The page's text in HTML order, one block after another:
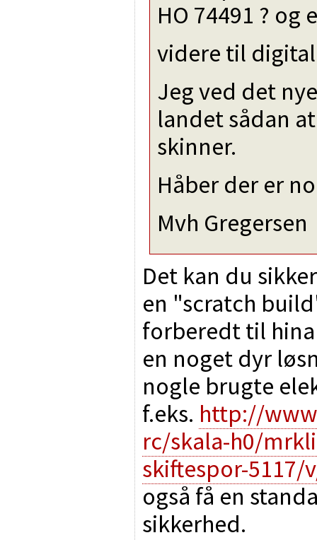
HO 74491 ? og
videre til
Jeg ved det
landet sådan
skinner.
Håber der er
Mvh Gregersen
Det kan du
en "scratch
forberedt til
en noget dyr
nogle brugte
f.eks. http://
rc/skala-h0/
skiftespor-5117/
også få en
sikkerhed.